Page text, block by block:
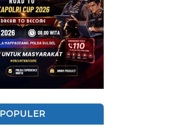
POPULER